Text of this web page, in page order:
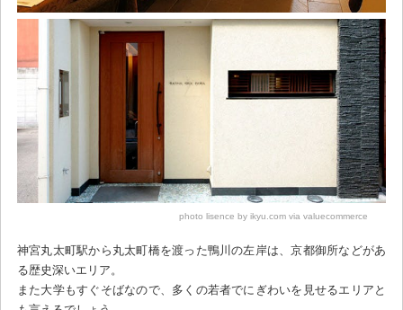
photo lisence by ikyu.com via valuecommerce
神宮丸太町駅から丸太町橋を渡った鴨川の左岸は、京都御所などがあ
る歴史深いエリア。
また大学もすぐそばなので、多くの若者でにぎわいを見せるエリアと